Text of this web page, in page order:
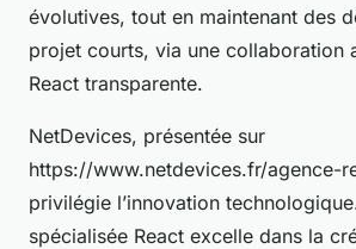
évolutives, tout en maintenant des
projet courts, via une collaboration
React transparente.
NetDevices, présentée sur
https://www.netdevices.fr/agence-
privilégie l’innovation
spécialisée React excelle dans la